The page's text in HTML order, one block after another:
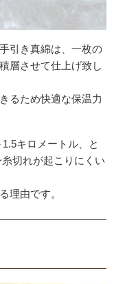
引き真綿は、一枚の
層させて仕上げ致し
るため快適な保温力
キロメートル、と
切れが起こりにくい
理由です。